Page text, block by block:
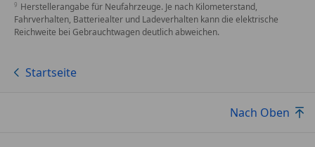
Herstellerangabe für Neufahrzeuge. Je nach Kilometerstand,
Fahrverhalten, Batteriealter und Ladeverhalten kann die elektrische
Reichweite bei Gebrauchtwagen deutlich abweichen.
Startseite
Nach Oben